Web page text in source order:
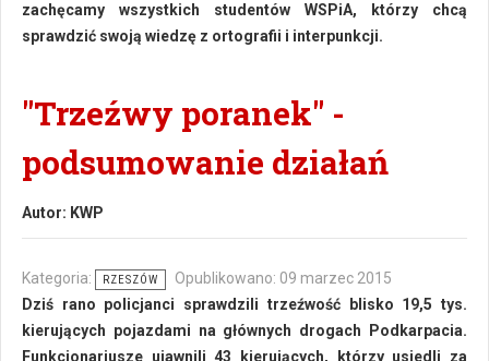
zachęcamy wszystkich studentów WSPiA, którzy chcą
sprawdzić swoją wiedzę z ortografii i interpunkcji.
"Trzeźwy poranek" -
podsumowanie działań
Autor: KWP
Kategoria: RZESZÓW
Opublikowano: 09 marzec 2015
Dziś rano policjanci sprawdzili trzeźwość blisko 19,5 tys.
kierujących pojazdami na głównych drogach Podkarpacia.
Funkcjonariusze ujawnili 43 kierujących, którzy usiedli za